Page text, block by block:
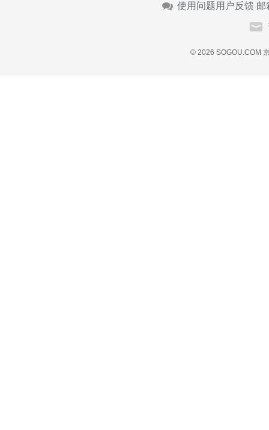
使用问题用户反馈 邮
© 2026 SOGOU.COM